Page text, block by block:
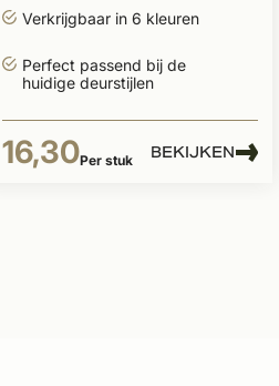
Verkrijgbaar in 6 kleuren
Perfect passend bij de
huidige deurstijlen
16,30Per stuk BEKIJKEN